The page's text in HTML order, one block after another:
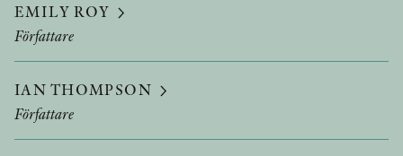
EMILY ROY
Författare
IAN THOMPSON
Författare